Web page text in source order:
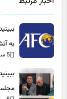
به
5 سال پیش